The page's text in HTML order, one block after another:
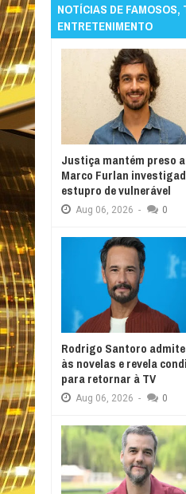
NOTÍCIAS DE FAMOSOS,
ENTRETENIMENTO
Justiça mantém preso
Marco Furlan
estupro de vulnerável
Aug 06, 2026 - 0
Rodrigo Santoro
às novelas e revela
para retornar à TV
Aug 06, 2026 - 0